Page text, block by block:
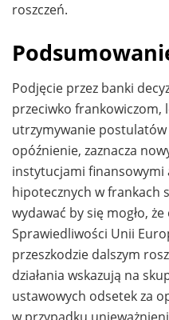
roszczeń.
Podjęcie przez banki
przeciwko frankowiczom,
utrzymywanie
opóźnienie, zaznacza
instytucjami finansowymi
hipotecznych w frankach
wydawać by się mogło,
Sprawiedliwości Unii
przeszkodzie dalszym
działania wskazują na
ustawowych odsetek za